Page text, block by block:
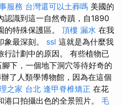
服務 台灣還可以土葬嗎 美國的
認識到這一自然奇蹟，自1890
的特殊保護區。 頂樓 漏水 在我
象最深刻。 ssl 這就是為什麼我
行計劃中的原因。 有些植物已
下，一個地下洞穴等待好奇的
了人類學博物館，因為在這個
之家 台北 逢甲脊椎矯正 在花
口拍攝出色的全景照片。 毛